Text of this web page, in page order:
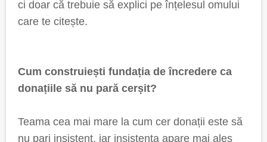
ci doar că trebuie să explici pe înțelesul omului
care te citește.
Cum construiești fundația de încredere ca
donațiile să nu pară cerșit?
Teama cea mai mare la cum cer donații este să
nu pari insistent, iar insistența apare mai ales